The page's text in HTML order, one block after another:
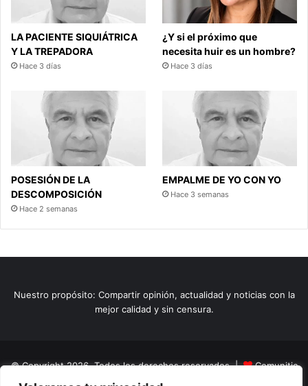
LA PACIENTE SIQUIÁTRICA
Y LA TREPADORA
Hace 3 días
¿Y si el próximo que
necesita huir es un hombre?
Hace 3 días
POSESIÓN DE LA
DESCOMPOSICIÓN
Hace 2 semanas
EMPALME DE YO CON YO
Hace 3 semanas
Nuestro propósito: Compartir opinión, actualidad y noticias con la
mejor calidad y sin censura.
© Copyright 2026, Todos los derechos reservados |
Comunitic